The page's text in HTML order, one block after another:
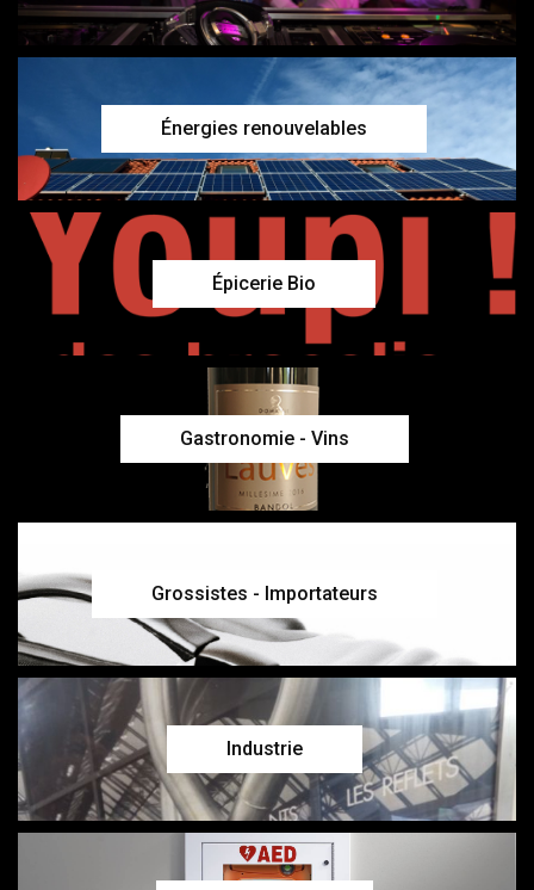
Énergies renouvelables
Épicerie Bio
Gastronomie - Vins
Grossistes - Importateurs
Industrie